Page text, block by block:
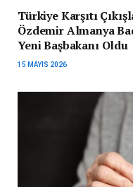
Türkiye Karşıtı
Özdemir Almanya
Yeni Başbakanı Oldu
15 MAYIS 2026